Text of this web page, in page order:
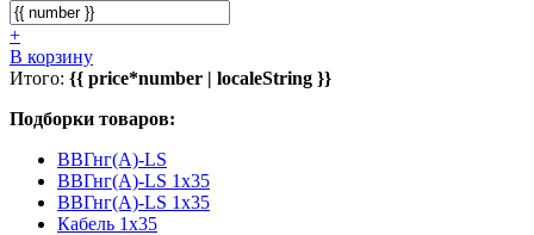
+
В корзину
Итого: {{ price*number | localeString }}
Подборки товаров:
ВВГнг(А)-LS
ВВГнг(А)-LS 1x35
ВВГнг(А)-LS 1x35
Кабель 1x35